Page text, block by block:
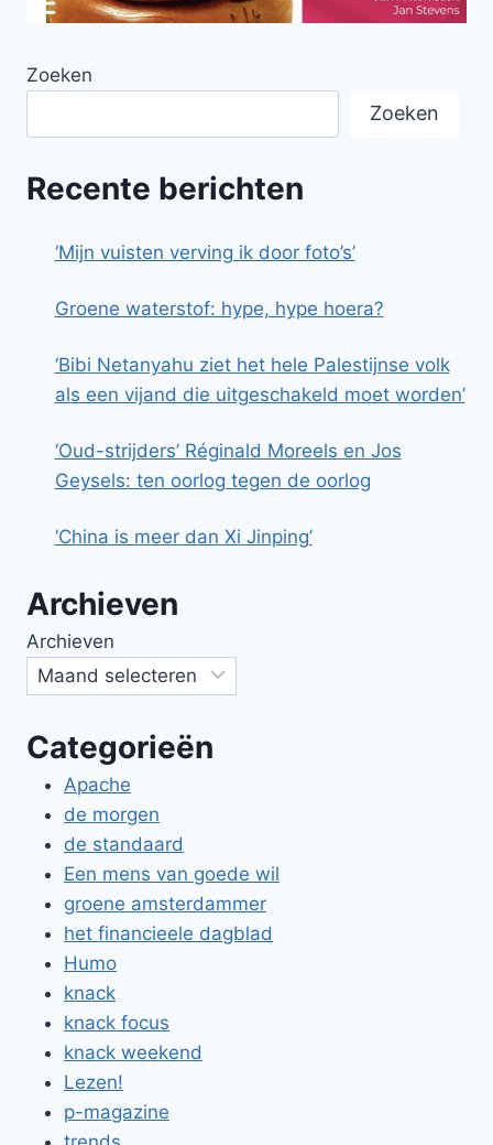
Zoeken
Zoeken
Recente berichten
‘Mijn vuisten verving ik door foto’s’
Groene waterstof: hype, hype hoera?
‘Bibi Netanyahu ziet het hele Palestijnse volk
als een vijand die uitgeschakeld moet worden’
‘Oud-strijders’ Réginald Moreels en Jos
Geysels: ten oorlog tegen de oorlog
‘China is meer dan Xi Jinping’
Archieven
Archieven
Categorieën
Apache
de morgen
de standaard
Een mens van goede wil
groene amsterdammer
het financieele dagblad
Humo
knack
knack focus
knack weekend
Lezen!
p-magazine